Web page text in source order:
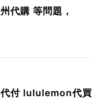
代購等問題，
付 lululemon代買